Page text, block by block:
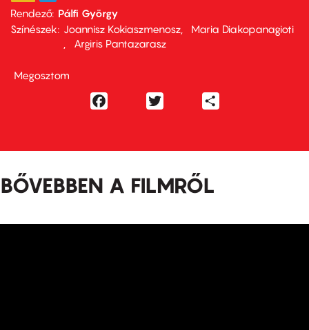
Rendező Pálfi György
Színészek
Joannisz Kokiaszmenosz
Maria Diakopanagioti
Argiris Pantazarasz
Megosztom
Facebook
BŐVEBBEN A FILMRŐL